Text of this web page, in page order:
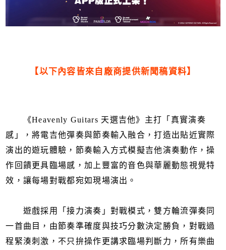
【以下內容皆來自廠商提供新聞稿資料】
《Heavenly Guitars 天選吉他》主打「真實演奏
感」，將電吉他彈奏與節奏輸入融合，打造出貼近實際
演出的遊玩體驗，節奏輸入方式模擬吉他演奏動作，操
作回饋更具臨場感，加上豐富的音色與華麗動態視覺特
效，讓每場對戰都宛如現場演出。
遊戲採用「接力演奏」對戰模式，雙方輪流彈奏同
一首曲目，由節奏準確度與技巧分數決定勝負，對戰過
程緊湊刺激，不只拚操作更講求臨場判斷力，所有樂曲